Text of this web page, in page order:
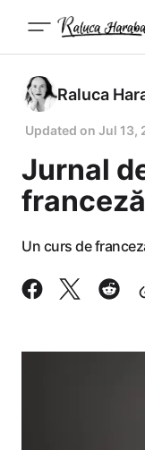
Raluca
Updated on Jul 13,
Jurnal
Un curs de